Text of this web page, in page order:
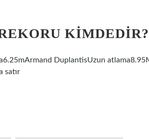
KIMDEDIR?
DuplantisUzun
satır